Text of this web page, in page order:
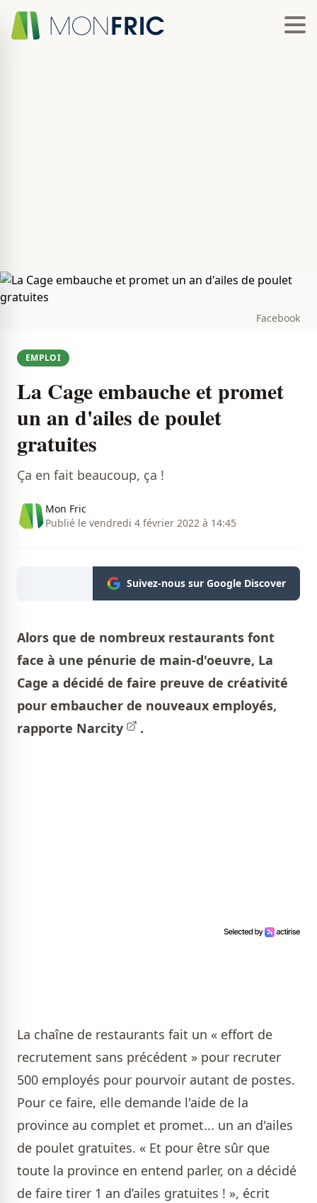
Facebook
EMPLOI
La Cage embauche et promet
un an d'ailes de poulet
gratuites
Ça en fait beaucoup, ça !
Mon Fric
Publié le vendredi 4 février 2022 à 14:45
Suivez-nous sur Google Discover
Alors que de nombreux restaurants font
face à une pénurie de main-d'oeuvre, La
Cage a décidé de faire preuve de créativité
pour embaucher de nouveaux employés,
rapporte Narcity .
La chaîne de restaurants fait un « effort de
recrutement sans précédent » pour recruter
500 employés pour pourvoir autant de postes.
Pour ce faire, elle demande l'aide de la
province au complet et promet... un an d'ailes
de poulet gratuites. « Et pour être sûr que
toute la province en entend parler, on a décidé
de faire tirer 1 an d’ailes gratuites ! », écrit